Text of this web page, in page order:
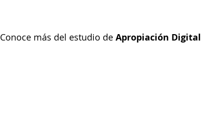
Conoce más del estudio de Apropiación Digital